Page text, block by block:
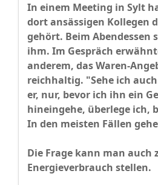
In einem Meeting in Sylt
dort ansässigen Kollegen
gehört. Beim Abendessen
ihm. Im Gespräch
anderem, das Waren-
reichhaltig. "Sehe ich
er, nur, bevor ich ihn ein
hineingehe, überlege ich,
In den meisten Fällen
Die Frage kann man auch
Energieverbrauch stellen.